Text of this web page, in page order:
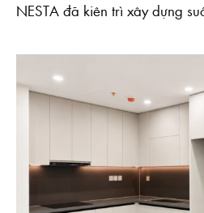
NESTA đã kiên trì xây dựng